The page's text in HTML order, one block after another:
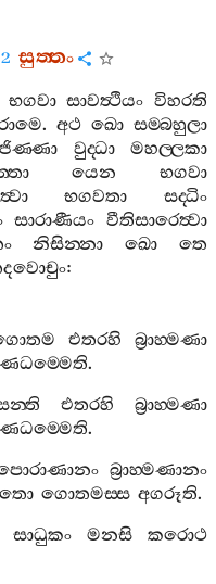
2 සුත‍්තං
භගවා සාවත්‍ථියං විහරති
. අථ ඛො සම‍්බහුලා
ජිණ‍්ණා වුද‍්ධා
මහල‍්ලකා
යෙන
භගවා
භගවතා
සද‍්ධිං
සාරාණීයං වීතිසාරෙත්‍වා
නිසින‍්නා ඛො
තෙ
:
එතරහි
බ්‍රාහ‍්මණා
.
එතරහි
බ්‍රාහ‍්මණා
.
බ්‍රාහ‍්මණානං
ගොතමස‍්ස අගරූති.
සාධුකං මනසි
කරොථ